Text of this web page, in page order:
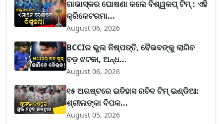
ଗାଭାସ୍କର ଘୋଷଣା କଲେ ବିଶ୍ୱକପ୍ ଟିମ୍ : ଏହି
କ୍ରିକେଟରମା...
August 06, 2026
BCCIର ଭୁଲ ନିଷ୍ପତ୍ତି, ବୈଭବଙ୍କୁ ଲାଗିବ
ବଡ଼ ଝଟକା, ଅନ୍ଧ...
August 06, 2026
୧୫ ଅଗଷ୍ଟରେ ଇତିହାସ ରଚିବ ଟିମ୍ ଇଣ୍ଡିଆ:
ଶ୍ରୀଲଙ୍କା ବିପକ...
August 05, 2026